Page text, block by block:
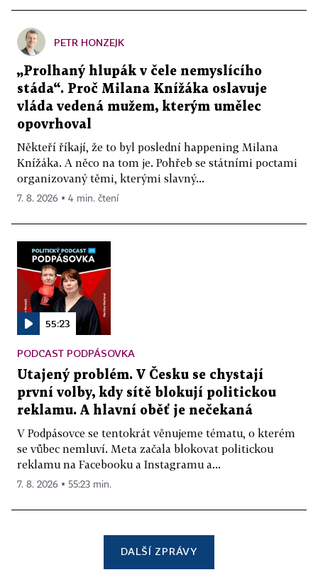
PETR HONZEJK
„Prolhaný hlupák v čele nemyslícího
stáda“. Proč Milana Knížáka oslavuje
vláda vedená mužem, kterým umělec
opovrhoval
Někteří říkají, že to byl poslední happening Milana
Knížáka. A něco na tom je. Pohřeb se státními poctami
organizovaný těmi, kterými slavný...
7. 8. 2026 ▪ 4 min. čtení
55:23
PODCAST PODPÁSOVKA
Utajený problém. V Česku se chystají
první volby, kdy sítě blokují politickou
reklamu. A hlavní oběť je nečekaná
V Podpásovce se tentokrát věnujeme tématu, o kterém
se vůbec nemluví. Meta začala blokovat politickou
reklamu na Facebooku a Instagramu a...
7. 8. 2026 ▪ 55:23 min.
DALŠÍ ZPRÁVY